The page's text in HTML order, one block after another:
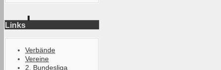
Links
Verbände
Vereine
2. Bundesliga